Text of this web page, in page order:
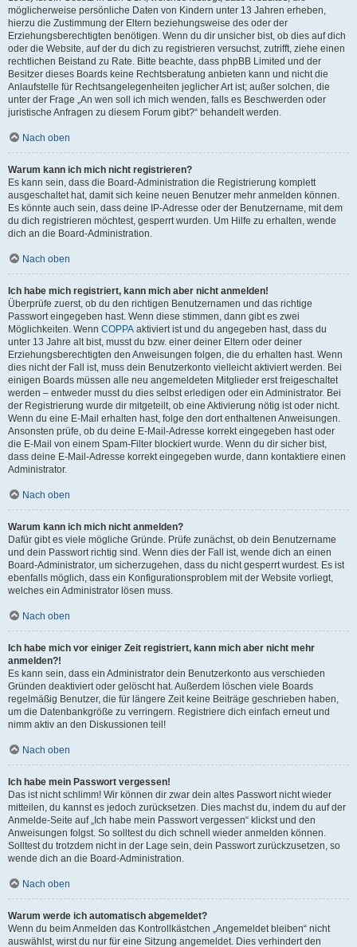
möglicherweise persönliche Daten von Kindern unter 13 Jahren erheben,
hierzu die Zustimmung der Eltern beziehungsweise des oder der
Erziehungsberechtigten benötigen. Wenn du dir unsicher bist, ob dies auf dich
oder die Website, auf der du dich zu registrieren versuchst, zutrifft, ziehe einen
rechtlichen Beistand zu Rate. Bitte beachte, dass phpBB Limited und der
Besitzer dieses Boards keine Rechtsberatung anbieten kann und nicht die
Anlaufstelle für Rechtsangelegenheiten jeglicher Art ist; außer solchen, die
unter der Frage „An wen soll ich mich wenden, falls es Beschwerden oder
juristische Anfragen zu diesem Forum gibt?“ behandelt werden.
Nach oben
Warum kann ich mich nicht registrieren?
Es kann sein, dass die Board-Administration die Registrierung komplett
ausgeschaltet hat, damit sich keine neuen Benutzer mehr anmelden können.
Es könnte auch sein, dass deine IP-Adresse oder der Benutzername, mit dem
du dich registrieren möchtest, gesperrt wurden. Um Hilfe zu erhalten, wende
dich an die Board-Administration.
Nach oben
Ich habe mich registriert, kann mich aber nicht anmelden!
Überprüfe zuerst, ob du den richtigen Benutzernamen und das richtige
Passwort eingegeben hast. Wenn diese stimmen, dann gibt es zwei
Möglichkeiten. Wenn COPPA aktiviert ist und du angegeben hast, dass du
unter 13 Jahre alt bist, musst du bzw. einer deiner Eltern oder deiner
Erziehungsberechtigten den Anweisungen folgen, die du erhalten hast. Wenn
dies nicht der Fall ist, muss dein Benutzerkonto vielleicht aktiviert werden. Bei
einigen Boards müssen alle neu angemeldeten Mitglieder erst freigeschaltet
werden – entweder musst du dies selbst erledigen oder ein Administrator. Bei
der Registrierung wurde dir mitgeteilt, ob eine Aktivierung nötig ist oder nicht.
Wenn du eine E-Mail erhalten hast, folge den dort enthaltenen Anweisungen.
Ansonsten prüfe, ob du deine E-Mail-Adresse korrekt eingegeben hast oder
die E-Mail von einem Spam-Filter blockiert wurde. Wenn du dir sicher bist,
dass deine E-Mail-Adresse korrekt eingegeben wurde, dann kontaktiere einen
Administrator.
Nach oben
Warum kann ich mich nicht anmelden?
Dafür gibt es viele mögliche Gründe. Prüfe zunächst, ob dein Benutzername
und dein Passwort richtig sind. Wenn dies der Fall ist, wende dich an einen
Board-Administrator, um sicherzugehen, dass du nicht gesperrt wurdest. Es ist
ebenfalls möglich, dass ein Konfigurationsproblem mit der Website vorliegt,
welches ein Administrator lösen muss.
Nach oben
Ich habe mich vor einiger Zeit registriert, kann mich aber nicht mehr
anmelden?!
Es kann sein, dass ein Administrator dein Benutzerkonto aus verschieden
Gründen deaktiviert oder gelöscht hat. Außerdem löschen viele Boards
regelmäßig Benutzer, die für längere Zeit keine Beiträge geschrieben haben,
um die Datenbankgröße zu verringern. Registriere dich einfach erneut und
nimm aktiv an den Diskussionen teil!
Nach oben
Ich habe mein Passwort vergessen!
Das ist nicht schlimm! Wir können dir zwar dein altes Passwort nicht wieder
mitteilen, du kannst es jedoch zurücksetzen. Dies machst du, indem du auf der
Anmelde-Seite auf „Ich habe mein Passwort vergessen“ klickst und den
Anweisungen folgst. So solltest du dich schnell wieder anmelden können.
Solltest du trotzdem nicht in der Lage sein, dein Passwort zurückzusetzen, so
wende dich an die Board-Administration.
Nach oben
Warum werde ich automatisch abgemeldet?
Wenn du beim Anmelden das Kontrollkästchen „Angemeldet bleiben“ nicht
auswählst, wirst du nur für eine Sitzung angemeldet. Dies verhindert den